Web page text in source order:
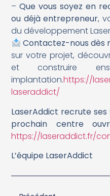
–Que vous soyez en
ou déjà entrepreneur,
du développement
Contactez-nous dès
sur votre projet,
et construire
implantation.https://
laseraddict/
LaserAddict recrute
prochain centre
https://laseraddict.fr/
L’équipe LaserAddict